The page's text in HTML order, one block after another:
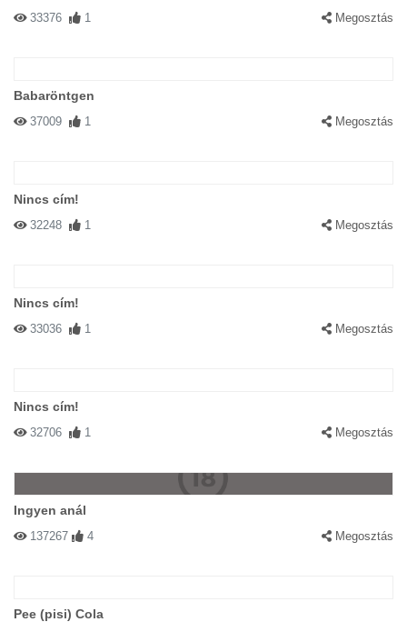
33376 1 Megosztás
Babaröntgen
37009 1 Megosztás
Nincs cím!
32248 1 Megosztás
Nincs cím!
33036 1 Megosztás
Nincs cím!
32706 1 Megosztás
Ingyen anál
137267 4 Megosztás
Pee (pisi) Cola